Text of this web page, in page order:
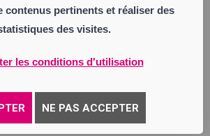
contenus pertinents et réaliser des
des visites.
les conditions d'utilisation
NE PAS ACCEPTER